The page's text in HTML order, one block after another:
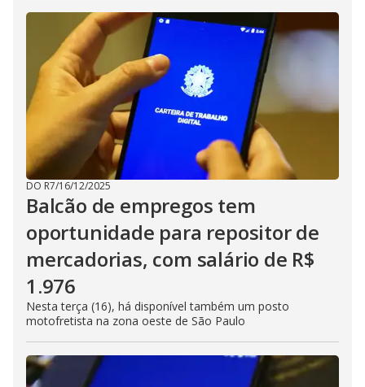
DO R7/16/12/2025
Balcão de empregos tem
oportunidade para repositor de
mercadorias, com salário de R$
1.976
Nesta terça (16), há disponível também um posto
motofretista na zona oeste de São Paulo